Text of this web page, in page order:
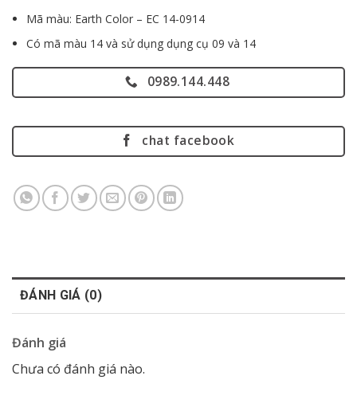
Mã màu: Earth Color – EC 14-0914
Có mã màu 14 và sử dụng dụng cụ 09 và 14
0989.144.448
chat facebook
ĐÁNH GIÁ (0)
Đánh giá
Chưa có đánh giá nào.